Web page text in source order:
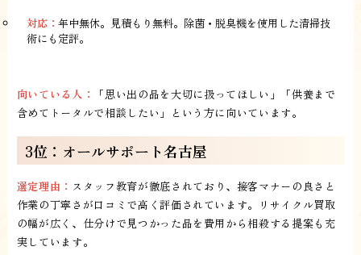
対応： 年中無休。見積もり無料。除菌・脱臭機を使用した清掃技
術にも定評。
向いている人：
「思い出の品を大切に扱ってほしい」「供養まで
含めてトータルで相談したい」という方に向いています。
3位：オールサポート名古屋
選定理由： スタッフ教育が徹底されており、接客マナーの良さと
作業の丁寧さが口コミで高く評価されています。リサイクル買取
の幅が広く、仕分けで見つかった品を費用から相殺する提案も充
実しています。